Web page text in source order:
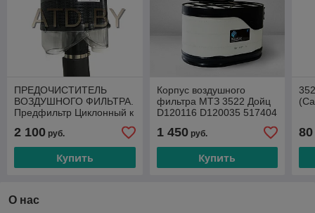
ПРЕДОЧИСТИТЕЛЬ
ВОЗДУШНОГО ФИЛЬТРА.
Предфильтр Циклонный к
AF5556.150.400
2 100 руб.
Купить
Корпус воздушного
фильтра МТЗ 3522 Дойц
D120116 D120035 517404
1 450руб.
Купить
80
О нас